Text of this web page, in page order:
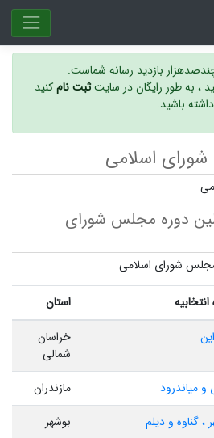
بازدید رسانه شماست.
، به طور رایگان در سایتثبت نامکنید
باشید.
اسلامی
دوره مجلس شورای
مجلس شورای اسلامی
استان
خراسان
شمالی
و میاندرود
مازندران
، گناوه و دیلم بوشهر